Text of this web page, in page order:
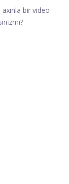
bir video